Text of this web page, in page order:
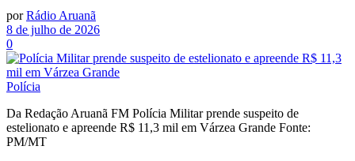
por Rádio Aruanã
8 de julho de 2026
0
Polícia
Da Redação Aruanã FM Polícia Militar prende suspeito de
estelionato e apreende R$ 11,3 mil em Várzea Grande Fonte:
PM/MT